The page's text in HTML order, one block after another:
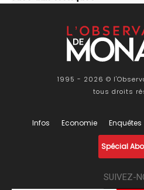
1995 - 2026 ©
tous droits
Infos Economie Enquêtes
Spécial
SUIVEZ-